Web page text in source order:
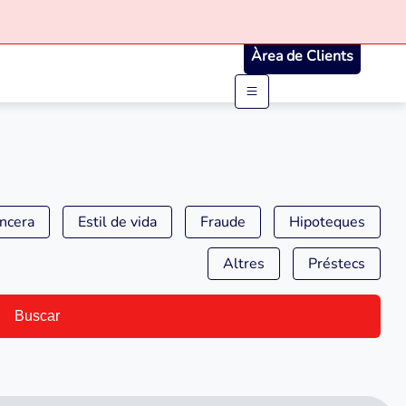
Àrea de Clients
Estil de vida Fraude Hipoteques
Altres Préstecs
Buscar